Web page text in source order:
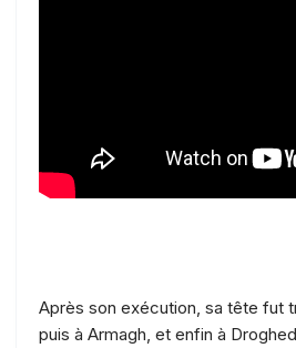
Après son exécution, sa tête fut
puis à Armagh, et enfin à